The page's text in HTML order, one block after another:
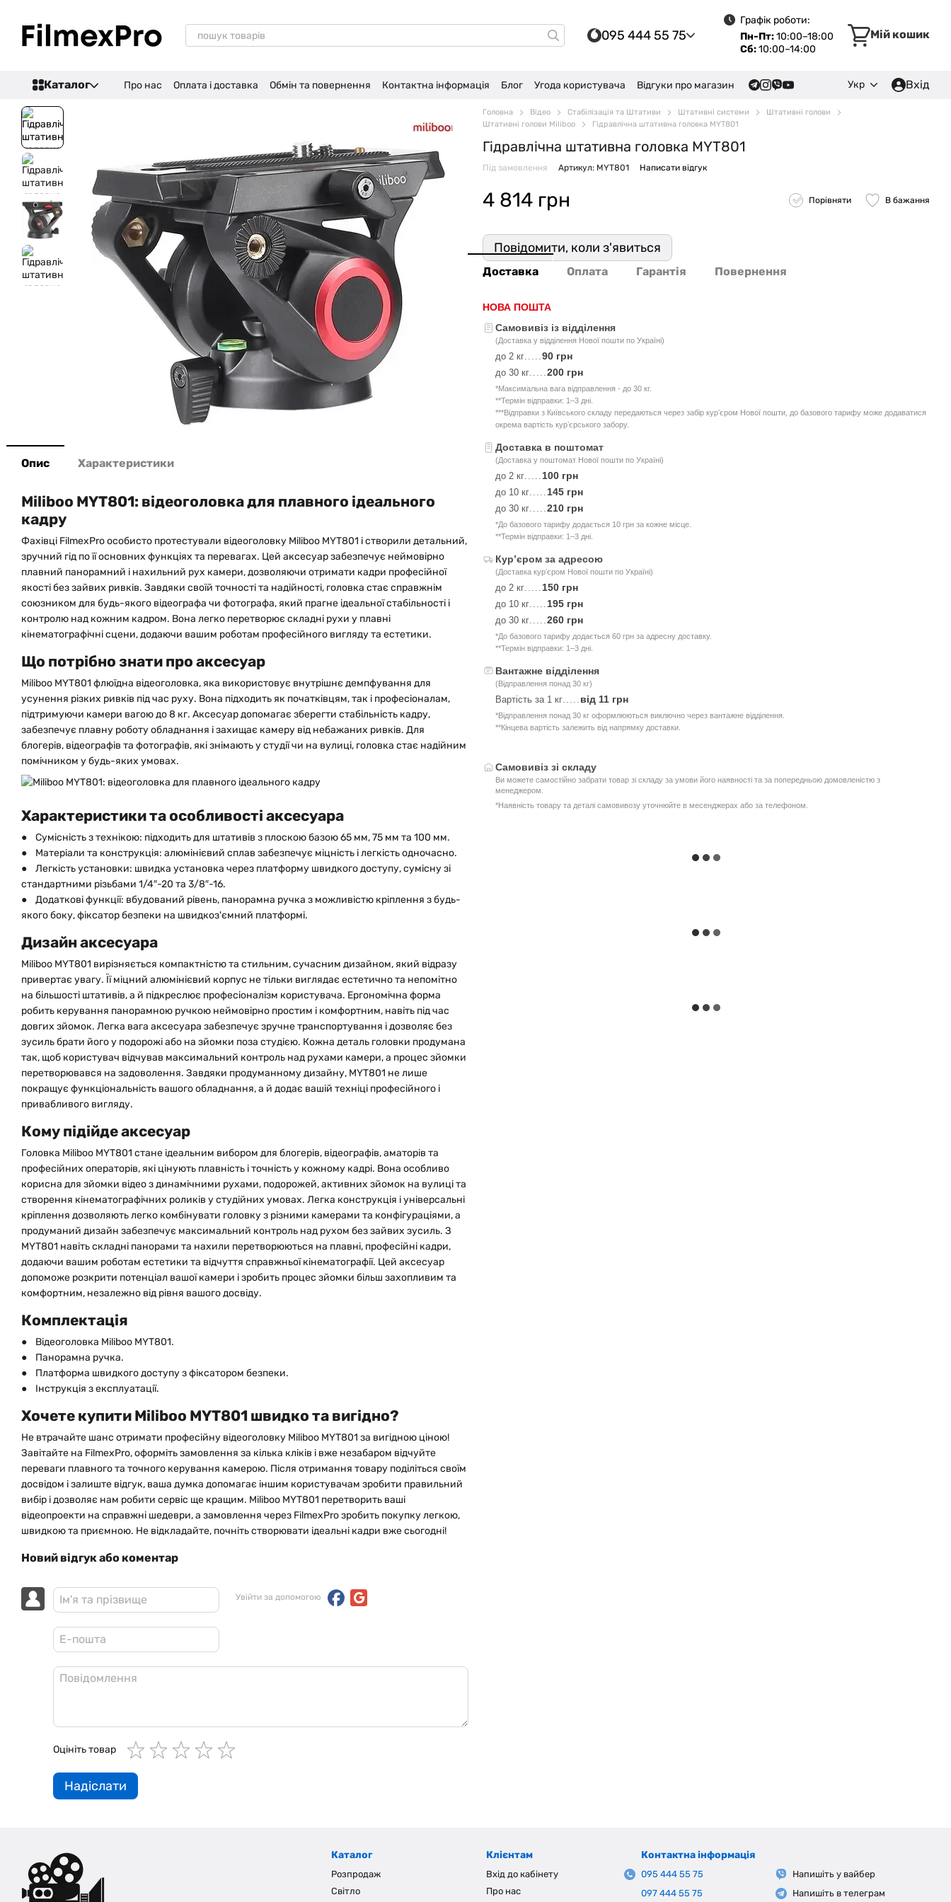
095 444 55 75
Графік роботи:
Пн-Пт:10:00–18:00
Сб:10:00–14:00
Мій кошик
Каталог Про нас Оплата і доставка Обмін та повернення Контактна інформація Блог Угода користувача Відгуки про магазин Укр Вхід
Опис Характеристики
Miliboo MYT801: відеоголовка для плавного ідеального
кадру
Фахівці FilmexPro особисто протестували відеоголовку Miliboo MYT801 і створили детальний,
зручний гід по її основних функціях та перевагах. Цей аксесуар забезпечує неймовірно
плавний панорамний і нахильний рух камери, дозволяючи отримати кадри професійної
якості без зайвих ривків. Завдяки своїй точності та надійності, головка стає справжнім
союзником для будь-якого відеографа чи фотографа, який прагне ідеальної стабільності і
контролю над кожним кадром. Вона легко перетворює складні рухи у плавні
кінематографічні сцени, додаючи вашим роботам професійного вигляду та естетики.
Що потрібно знати про аксесуар
Miliboo MYT801 флюїдна відеоголовка, яка використовує внутрішнє демпфування для
усунення різких ривків під час руху. Вона підходить як початківцям, так і професіоналам,
підтримуючи камери вагою до 8 кг. Аксесуар допомагає зберегти стабільність кадру,
забезпечує плавну роботу обладнання і захищає камеру від небажаних ривків. Для
блогерів, відеографів та фотографів, які знімають у студії чи на вулиці, головка стає надійним
помічником у будь-яких умовах.
Характеристики та особливості аксесуара
● Сумісність з технікою: підходить для штативів з плоскою базою 65 мм, 75 мм та 100 мм.
● Матеріали та конструкція: алюмінієвий сплав забезпечує міцність і легкість одночасно.
● Легкість установки: швидка установка через платформу швидкого доступу, сумісну зі
стандартними різьбами 1/4″-20 та 3/8″-16.
● Додаткові функції: вбудований рівень, панорамна ручка з можливістю кріплення з будь-
якого боку, фіксатор безпеки на швидкоз'ємний платформі.
Дизайн аксесуара
Miliboo MYT801 вирізняється компактністю та стильним, сучасним дизайном, який відразу
привертає увагу. Її міцний алюмінієвий корпус не тільки виглядає естетично та непомітно
на більшості штативів, а й підкреслює професіоналізм користувача. Ергономічна форма
робить керування панорамною ручкою неймовірно простим і комфортним, навіть під час
довгих зйомок. Легка вага аксесуара забезпечує зручне транспортування і дозволяє без
зусиль брати його у подорожі або на зйомки поза студією. Кожна деталь головки продумана
так, щоб користувач відчував максимальний контроль над рухами камери, а процес зйомки
перетворювався на задоволення. Завдяки продуманному дизайну, MYT801 не лише
покращує функціональність вашого обладнання, а й додає вашій техніці професійного і
привабливого вигляду.
Кому підійде аксесуар
Головка Miliboo MYT801 стане ідеальним вибором для блогерів, відеографів, аматорів та
професійних операторів, які цінують плавність і точність у кожному кадрі. Вона особливо
корисна для зйомки відео з динамічними рухами, подорожей, активних зйомок на вулиці та
створення кінематографічних роликів у студійних умовах. Легка конструкція і універсальні
кріплення дозволяють легко комбінувати головку з різними камерами та конфігураціями, а
продуманий дизайн забезпечує максимальний контроль над рухом без зайвих зусиль. З
MYT801 навіть складні панорами та нахили перетворюються на плавні, професійні кадри,
додаючи вашим роботам естетики та відчуття справжньої кінематографії. Цей аксесуар
допоможе розкрити потенціал вашої камери і зробить процес зйомки більш захопливим та
комфортним, незалежно від рівня вашого досвіду.
Комплектація
● Відеоголовка Miliboo MYT801.
● Панорамна ручка.
● Платформа швидкого доступу з фіксатором безпеки.
● Інструкція з експлуатації.
Хочете купити Miliboo MYT801 швидко та вигідно?
Не втрачайте шанс отримати професійну відеоголовку Miliboo MYT801 за вигідною ціною!
Завітайте на FilmexPro, оформіть замовлення за кілька кліків і вже незабаром відчуйте
переваги плавного та точного керування камерою. Після отримання товару поділіться своїм
досвідом і залиште відгук, ваша думка допомагає іншим користувачам зробити правильний
вибір і дозволяє нам робити сервіс ще кращим. Miliboo MYT801 перетворить ваші
відеопроекти на справжні шедеври, а замовлення через FilmexPro зробить покупку легкою,
швидкою та приємною. Не відкладайте, почніть створювати ідеальні кадри вже сьогодні!
Новий відгук або коментар
Увійти за допомогою
Оцініть товар
Надіслати
Головна Відео Стабілізація та Штативи Штативні системи
Штативні голови
Штативні голови Miliboo
Гідравлічна штативна головка MYT801
Гідравлічна штативна головка MYT801
Під замовлення Артикул: MYT801 Написати відгук
4 814 грн Порівняти В бажання
Повідомити, коли з'явиться
Доставка Оплата Гарантія Повернення
НОВА ПОШТА
Самовивіз із відділення
(Доставка у відділення Нової пошти по Україні)
до 2 кг.....90 грн
до 30 кг.....200 грн
*Максимальна вага відправлення - до 30 кг.
**Термін відправки: 1–3 дні.
***Відправки з Київського складу передаються через забір курʼєром Нової пошти, до базового тарифу може додаватися
окрема вартість курʼєрського забору.
Доставка в поштомат
(Доставка у поштомат Нової пошти по Україні)
до 2 кг..... 100 грн
до 10 кг..... 145 грн
до 30 кг.....210 грн
*До базового тарифу додається 10 грн за кожне місце.
**Термін відправки: 1–3 дні.
Курʼєром за адресою
(Доставка курʼєром Нової пошти по Україні)
до 2 кг..... 150 грн
до 10 кг..... 195 грн
до 30 кг.....260 грн
*До базового тарифу додається 60 грн за адресну доставку.
**Термін відправки: 1–3 дні.
Вантажне відділення
(Відправлення понад 30 кг)
Вартість за 1 кг..... від 11 грн
*Відправлення понад 30 кг оформлюються виключно через вантажне відділення.
**Кінцева вартість залежить від напрямку доставки.
Самовивіз зі складу
Ви можете самостійно забрати товар зі складу за умови його наявності та за попередньою домовленістю з
менеджером.
*Наявність товару та деталі самовивозу уточнюйте в месенджерах або за телефоном.
Каталог
Розпродаж
Світло
Клієнтам
Вхід до кабінету
Про нас
Контактна інформація
095 444 55 75
097 444 55 75
Напишіть у вайбер
Напишіть в телеграм